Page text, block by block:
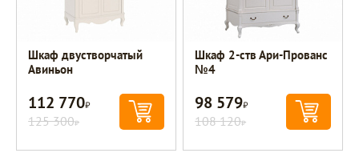
Шкаф двустворчатый
Авиньон
112 770Р
125 300Р
Шкаф 2-ств Ари-Прованс
№4
98 579Р
108 120Р